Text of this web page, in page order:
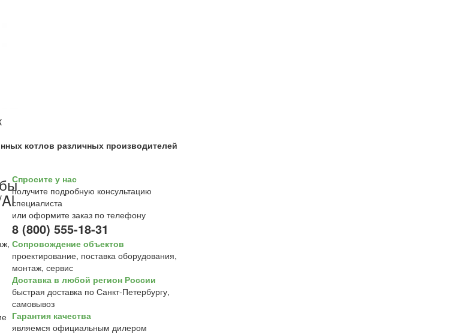
котлов различных производителей
Спросите у нас
получите подробную консультацию
специалиста
или оформите заказ по телефону
8 (800) 555-18-31
Сопровождение объектов
проектирование, поставка оборудования,
монтаж, сервис
Доставка в любой регион России
быстрая доставка по Санкт-Петербургу,
самовывоз
Гарантия качества
являемся официальным дилером